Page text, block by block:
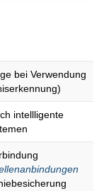
bei Verwendung
intellligente